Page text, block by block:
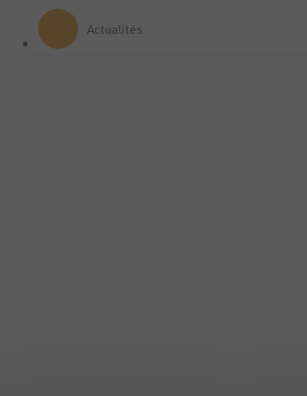
Actualités